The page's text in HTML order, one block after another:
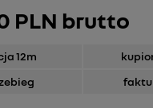
PLN brutto
12m